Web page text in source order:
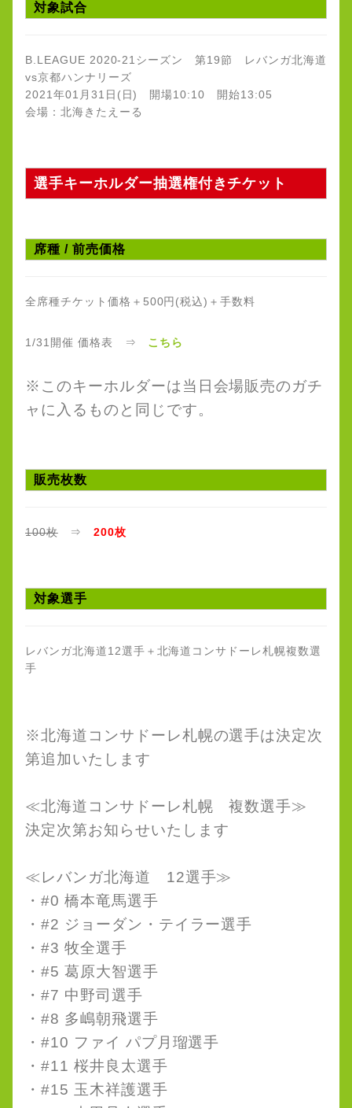
対象試合
B.LEAGUE 2020-21シーズン 第19節 レバンガ北海道
vs京都ハンナリーズ
2021年01月31日(日) 開場10:10 開始13:05
会場：北海きたえーる
選手キーホルダー抽選権付きチケット
席種 / 前売価格
全席種チケット価格＋500円(税込)＋手数料
1/31開催 価格表 ⇒ こちら
※このキーホルダーは当日会場販売のガチ
ャに入るものと同じです。
販売枚数
100枚⇒ 200枚
対象選手
レバンガ北海道12選手＋北海道コンサドーレ札幌複数選
手
※北海道コンサドーレ札幌の選手は決定次
第追加いたします
≪北海道コンサドーレ札幌 複数選手≫
決定次第お知らせいたします
≪レバンガ北海道 12選手≫
・#0 橋本竜馬選手
・#2 ジョーダン・テイラー選手
・#3 牧全選手
・#5 葛原大智選手
・#7 中野司選手
・#8 多嶋朝飛選手
・#10 ファイ パプ月瑠選手
・#11 桜井良太選手
・#15 玉木祥護選手